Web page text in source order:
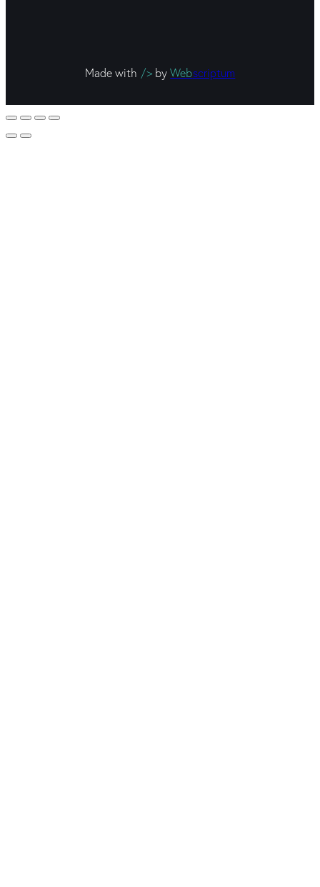
Made with />byWebscriptum